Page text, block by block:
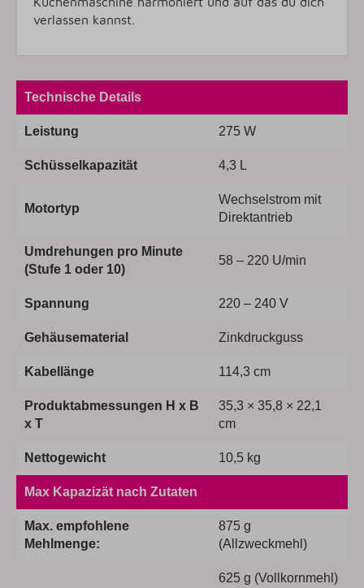
verlassen kannst.
Technische Details
Leistung 275 W
Schüsselkapazität 4,3 L
Motortyp
Wechselstrom mit
Direktantrieb
Umdrehungen pro Minute
(Stufe 1 oder 10)
58 – 220 U/min
Spannung 220 – 240 V
Gehäusematerial Zinkdruckguss
Kabellänge 114,3 cm
Produktabmessungen H x B
x T
35,3 × 35,8 × 22,1
cm
Nettogewicht 10,5 kg
Max Kapazizät nach Zutaten
Max. empfohlene
Mehlmenge:
875 g
(Allzweckmehl)
625 g (Vollkornmehl)